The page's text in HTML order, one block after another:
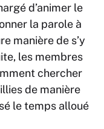
d’animer le
la parole à
manière de s’y
les membres
chercher
de manière
le temps alloué